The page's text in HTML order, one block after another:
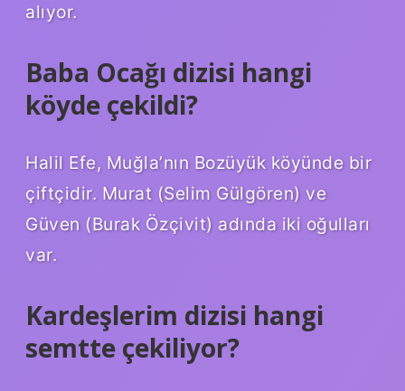
alıyor.
Baba Ocağı dizisi hangi
köyde çekildi?
Halil Efe, Muğla’nın Bozüyük köyünde bir
çiftçidir. Murat (Selim Gülgören) ve
Güven (Burak Özçivit) adında iki oğulları
var.
Kardeşlerim dizisi hangi
semtte çekiliyor?